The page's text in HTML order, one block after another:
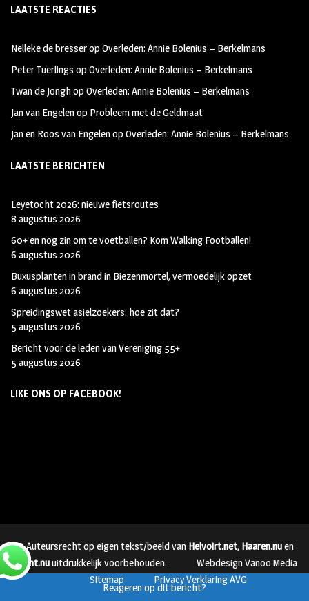
b
oo
k
ag
m
tt
LAATSTE REACTIES
Nelleke de bresseropOverleden: Annie Bolenius – Berkelmans
Peter Tuerlings opOverleden: Annie Bolenius – Berkelmans
Twan de JonghopOverleden: Annie Bolenius – Berkelmans
Jan van Engelenop Probleem met de Geldmaat
Jan en Roos van EngelenopOverleden: Annie Bolenius – Berkelmans
LAATSTE BERICHTEN
Leyetocht 2026: nieuwe fietsroutes
8 augustus 2026
60+ en nog zin om te voetballen? Kom Walking Footballen!
6 augustus 2026
Buxusplanten in brand in Biezenmortel, vermoedelijk opzet
6 augustus 2026
Spreidingswet asielzoekers: hoe zit dat?
5 augustus 2026
Bericht voor de leden van Vereniging 55+
5 augustus 2026
LIKE ONS OP FACEBOOK!
Reageren op dit bericht?
© Auteursrecht op eigen tekst/beeld van Helvoirt.net, Haaren.nuen
Vught.nuuitdrukkelijk voorbehouden.
Webdesign Vanoo Media
Sitemap
Privacy Verklaring AVG